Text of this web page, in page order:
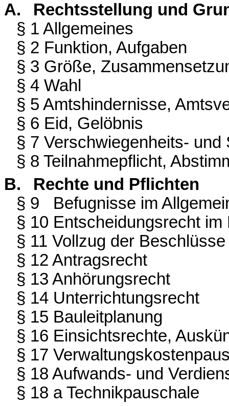
A.
Rechtsstellung und
§ 1 Allgemeines
§ 2 Funktion, Aufgaben
§ 3 Größe,
§ 4 Wahl
§ 5 Amtshindernisse,
§ 6 Eid, Gelöbnis
§ 7 Verschwiegenheits- und
§ 8 Teilnahmepflicht,
B.
Rechte und Pflichten
§ 9
Befugnisse im
§ 10 Entscheidungsrecht
§ 11 Vollzug der Beschlüsse
§ 12 Antragsrecht
§ 13 Anhörungsrecht
§ 14 Unterrichtungsrecht
§ 15 Bauleitplanung
§ 16 Einsichtsrechte,
§ 17
§ 18 Aufwands- und
§ 18 a Technikpauschale